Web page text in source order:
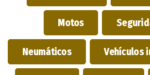
Motos
Neumáticos Vehículos